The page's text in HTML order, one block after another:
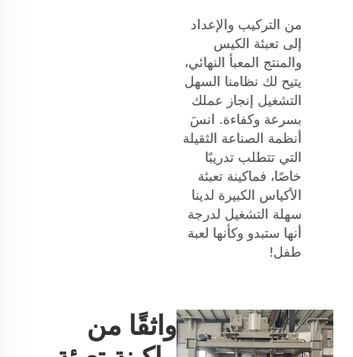
من التركيب والإعداد
إلى تعبئة الكيس
والمنتج المعبأ النهائي،
يتيح لك نظامنا السهل
التشغيل إنجاز عملك
بسرعة وكفاءة. انسَ
أنظمة الصناعة الثقيلة
التي تتطلب تدريبًا
خاصًا، فماكينة تعبئة
الأكياس الكبيرة لدينا
سهلة التشغيل لدرجة
أنها ستبدو وكأنها لعبة
طفل!
واثقًا من